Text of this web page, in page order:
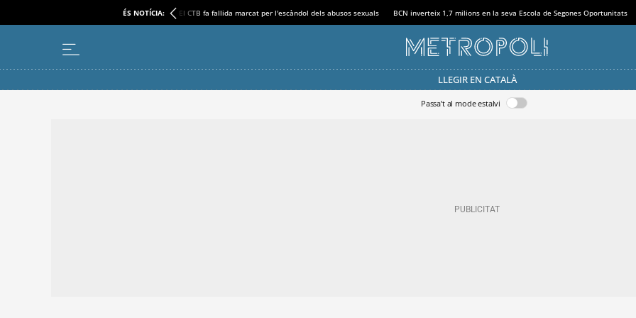
ÉS NOTÍCIA: El CTB fa fallida marcat per l'escàndol dels abusos sexuals BCN inverteix 1,7 milions en la seva Escola de Segones Oportunitats
LLEGIR EN CATALÀ
Passa’t al mode estalvi